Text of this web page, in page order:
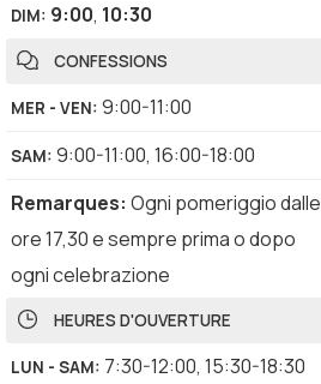
DIM: 9:00, 10:30
CONFESSIONS
MER - VEN: 9:00-11:00
SAM: 9:00-11:00, 16:00-18:00
Remarques: Ogni pomeriggio dalle
ore 17,30 e sempre prima o dopo
ogni celebrazione
HEURES D'OUVERTURE
LUN - SAM: 7:30-12:00, 15:30-18:30